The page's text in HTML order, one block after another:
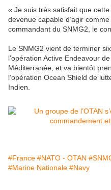
« Je suis très satisfait que
devenue capable d’agir
commandant du SNMG2, le
Le SNMG2 vient de terminer
l’opération Active Endeavour
Méditerranée, et va bientôt
l’opération Ocean Shield de
Indien.
#France #NATO - OTAN
#Marine Nationale #Navy